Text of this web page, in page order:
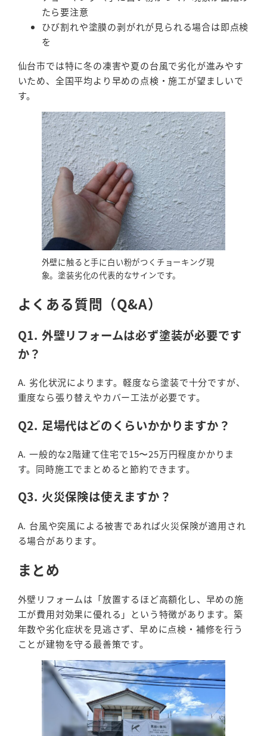
たら要注意
ひび割れや塗膜の剥がれが見られる場合は即点検
を
仙台市では特に冬の凍害や夏の台風で劣化が進みやす
いため、全国平均より早めの点検・施工が望ましいで
す。
外壁に触ると手に白い粉がつくチョーキング現
象。塗装劣化の代表的なサインです。
よくある質問（Q&A）
Q1. 外壁リフォームは必ず塗装が必要です
か？
A. 劣化状況によります。軽度なら塗装で十分ですが、
重度なら張り替えやカバー工法が必要です。
Q2. 足場代はどのくらいかかりますか？
A. 一般的な2階建て住宅で15〜25万円程度かかりま
す。同時施工でまとめると節約できます。
Q3. 火災保険は使えますか？
A. 台風や突風による被害であれば火災保険が適用され
る場合があります。
まとめ
外壁リフォームは「放置するほど高額化し、早めの施
工が費用対効果に優れる」という特徴があります。築
年数や劣化症状を見逃さず、早めに点検・補修を行う
ことが建物を守る最善策です。